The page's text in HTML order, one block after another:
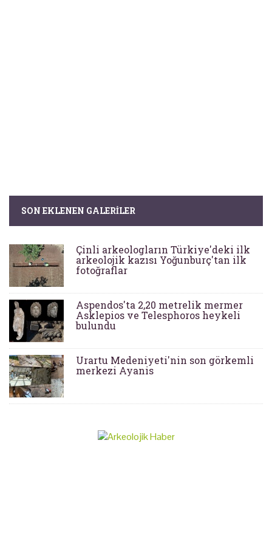
SON EKLENEN GALERILER
Çinli arkeologların Türkiye'deki ilk
arkeolojik kazısı Yoğunburç'tan ilk
fotoğraflar
Aspendos'ta 2,20 metrelik mermer
Asklepios ve Telesphoros heykeli
bulundu
Urartu Medeniyeti'nin son görkemli
merkezi Ayanis